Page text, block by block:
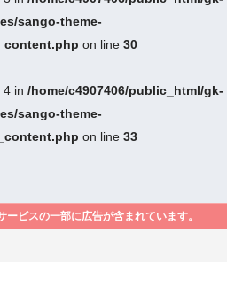
sango-theme-
on line 30
4 in /home/c4907406/public_html/gk-
sango-theme-
on line 33
ビスの一部に広告が含まれています。